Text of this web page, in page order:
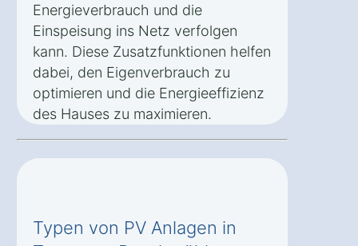
Energieverbrauch und die
Einspeisung ins Netz verfolgen
kann. Diese Zusatzfunktionen helfen
dabei, den Eigenverbrauch zu
optimieren und die Energieeffizienz
des Hauses zu maximieren.
Typen von PV Anlagen in